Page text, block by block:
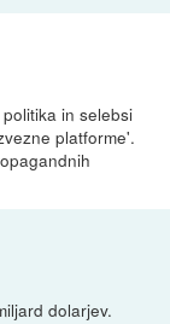
in selebsi
platforme'.
dolarjev.